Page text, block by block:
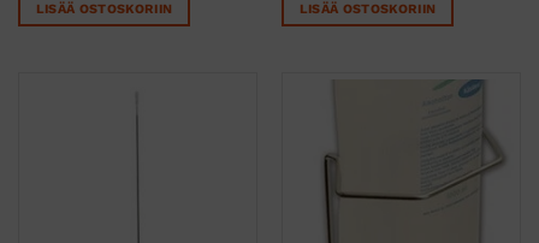
LISÄÄ OSTOSKORIIN LISÄÄ OSTOSKORIIN